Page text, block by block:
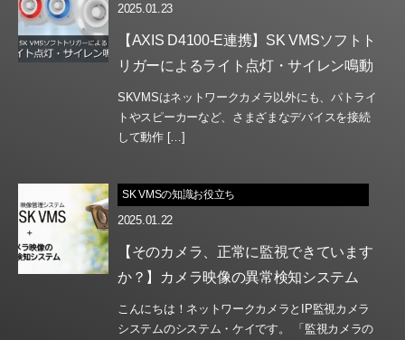
2025.01.23
【AXIS D4100-E連携】SK VMSソフトト
リガーによるライト点灯・サイレン鳴動
SKVMSはネットワークカメラ以外にも、パトライ
トやスピーカーなど、さまざまなデバイスを接続
して動作 […]
SK VMSの知識お役立ち
2025.01.22
【そのカメラ、正常に監視できています
か？】カメラ映像の異常検知システム
こんにちは！ネットワークカメラとIP監視カメラ
システムのシステム・ケイです。 「監視カメラの